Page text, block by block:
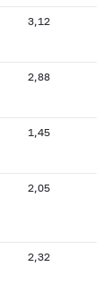
3,12
2,88
1,45
2,05
2,32